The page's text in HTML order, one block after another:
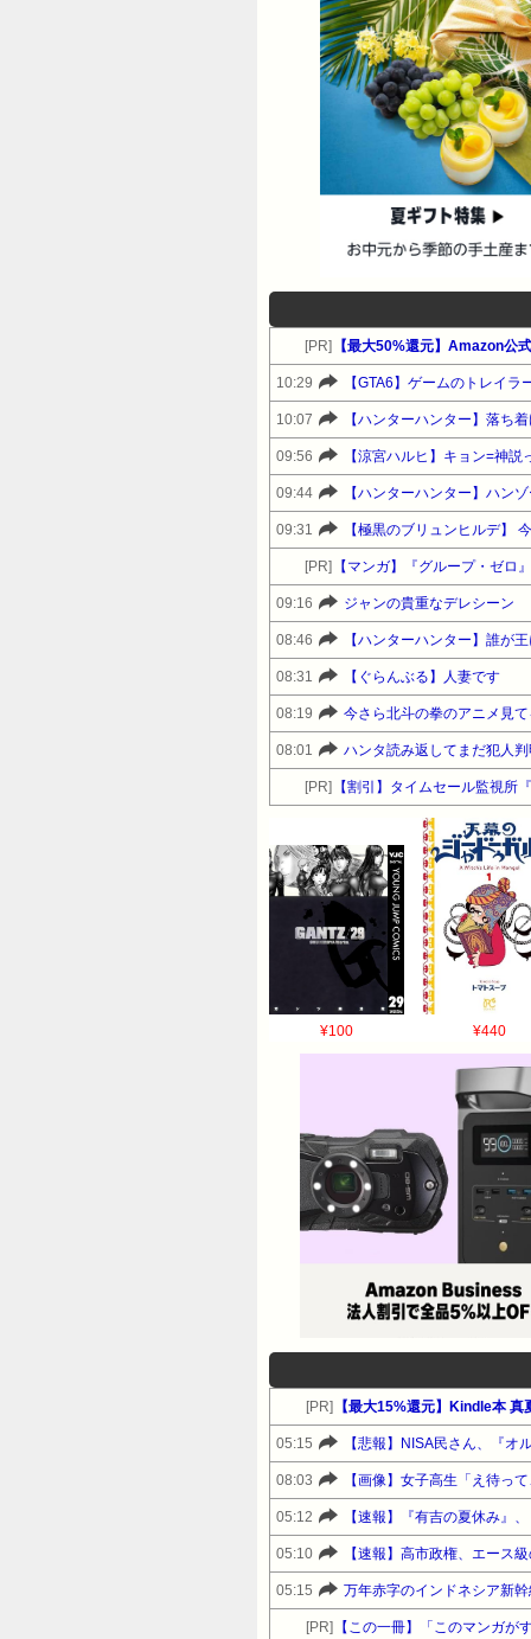
[PR] 【最大50%還元】Amazon公
10:29 【GTA6】ゲームのトレイ
10:07 【ハンターハンター】落ち
09:56 【涼宮ハルヒ】キョン=神
09:44 【ハンターハンター】ハン
09:31 【極黒のブリュンヒルデ】
[PR] 【マンガ】『グループ・ゼロ
09:16 ジャンの貴重なデレシーン
08:46 【ハンターハンター】誰が
08:31 【ぐらんぶる】人妻です
08:19 今さら北斗の拳のアニメ見
08:01 ハンタ読み返してまだ犯人
[PR] 【割引】タイムセール監視所
¥100 ¥440
[PR] 【最大15%還元】Kindle本
05:15 【悲報】NISA民さん、『
08:03 【画像】女子高生「え待っ
05:12 【速報】『有吉の夏休み』
05:10
05:15 万年赤字のインドネシア新
[PR] 【この一冊】「このマンガ